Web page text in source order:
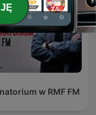
w RMF FM